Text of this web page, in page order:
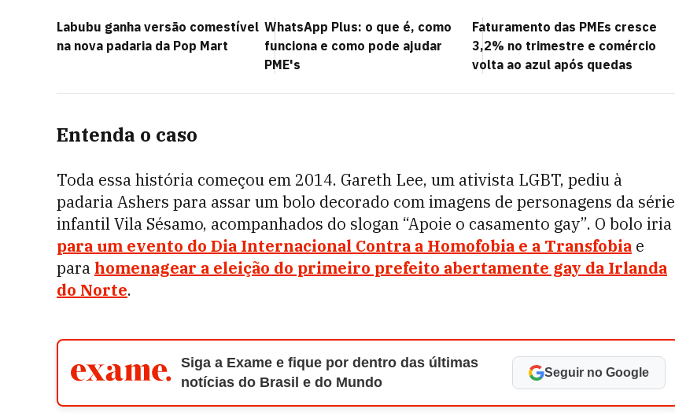
Labubu ganha versão comestível
na nova padaria da Pop Mart
WhatsApp Plus: o que é, como
funciona e como pode ajudar
PME's
Faturamento das PMEs cresce
3,2% no trimestre e comércio
volta ao azul após quedas
Entenda o caso
Toda essa história começou em 2014. Gareth Lee, um ativista LGBT, pediu à
padaria Ashers para assar um bolo decorado com imagens de personagens da série
infantil Vila Sésamo, acompanhados do slogan “Apoie o casamento gay”. O bolo iria
para um evento do Dia Internacional Contra a Homofobia e a Transfobia e
para homenagear a eleição do primeiro prefeito abertamente gay da Irlanda
do Norte.
Siga a Exame e fique por dentro das últimas
notícias do Brasil e do Mundo
Seguir no Google